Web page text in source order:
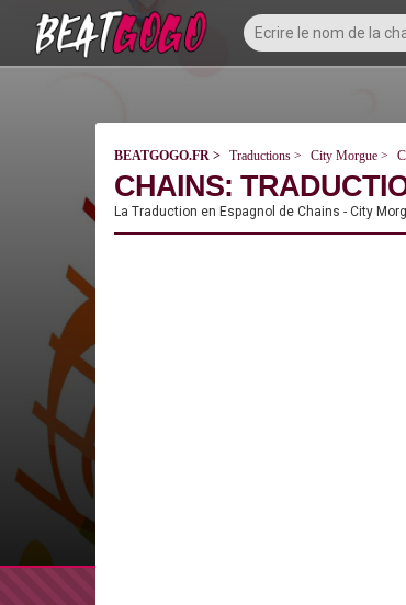
BEATGOGO.FR Traductions City Morgue
CHAINS:
La Traduction en Espagnol de Chains - City